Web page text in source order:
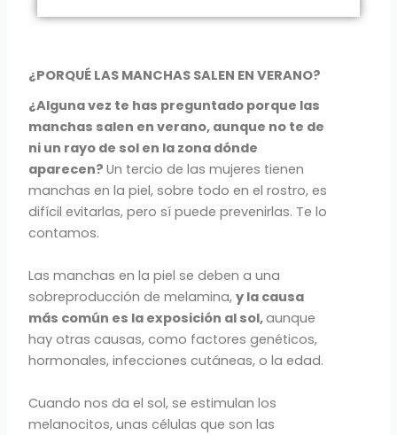
¿PORQUÉ LAS MANCHAS SALEN EN VERANO?
¿Alguna vez te has preguntado porque las
manchas salen en verano, aunque no te de
ni un rayo de sol en la zona dónde
aparecen?Un tercio de las mujeres tienen
manchas en la piel, sobre todo en el rostro, es
difícil evitarlas, pero sí puede prevenirlas. Te lo
contamos.
Las manchas en la piel se deben a una
sobreproducción de melamina,y la causa
más común es la exposición al sol,aunque
hay otras causas, como factores genéticos,
hormonales, infecciones cutáneas, o la edad.
Cuando nos da el sol, se estimulan los
melanocitos, unas células que son las